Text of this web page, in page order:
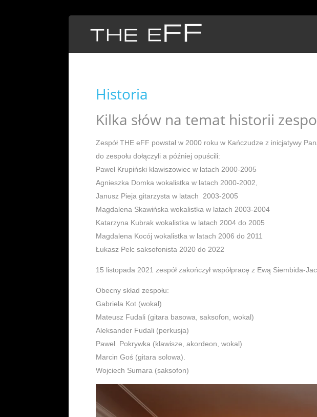
Historia
Kilka słów na temat historii
Zespół THE eFF powstał w 2000 roku w Kańczudze z inicjatywy
do zespołu dołączyli a później opuścili:
Paweł Krupiński klawiszowiec w latach 2000-2005
Agnieszka Domka wokalistka w latach 2000-2002,
Janusz Pieja gitarzysta w latach 2003-2005
Magdalena Skawińska wokalistka w latach 2003-2004
Katarzyna Kubrak wokalistka w latach 2004 do 2005
Magdalena Kocój wokalistka w latach 2006 do 2011
Łukasz Pelc saksofonista 2020 do 2022
15 listopada 2021 zespół zakończył współpracę z Ewą Siembida-
Obecny skład zespołu:
Gabriela Kot (wokal)
Mateusz Fudali (gitara basowa, saksofon, wokal)
Aleksander Fudali (perkusja)
Paweł Pokrywka (klawisze, akordeon, wokal)
Marcin Goś (gitara solowa).
Wojciech Sumara (saksofon)